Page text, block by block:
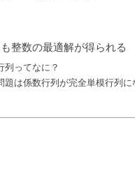
整数の最適解が得られる
列ってなに？
題は係数行列が完全単模行列に